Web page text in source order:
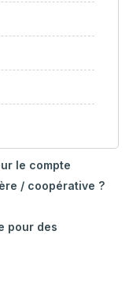
le compte
/ coopérative ?
pour des